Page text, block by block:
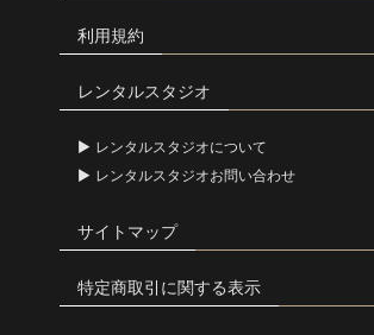
利用規約
レンタルスタジオ
レンタルスタジオについて
レンタルスタジオお問い合わせ
サイトマップ
特定商取引に関する表示